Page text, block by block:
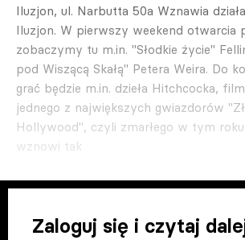
Iluzjon, ul. Narbutta 50a Wznawia
Iluzjon. W pierwszy weekend otwarcia
zobaczymy tu m.in. "Słodkie życie"
pod Wiszącą Skałą" Petera Weira. Do
grać będzie m.in. dzieła Hitchcocka,
jednego z największych gwiazdorów
Hollywood", czyli zmarłego w tym roku
wznowi tak
Zaloguj się i czytaj